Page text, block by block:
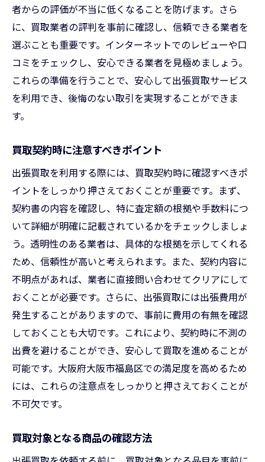
者からの評価が不当に低くなることを防げます。さら
に、買取業者の評判を事前に確認し、信頼できる業者を
選ぶことも重要です。インターネットでのレビューや口
コミをチェックし、安心できる業者を見極めましょう。
これらの準備を行うことで、安心して出張買取サービス
を利用でき、後悔のない取引を実現することができま
す。
買取契約時に注意すべきポイント
出張買取を利用する際には、買取契約時に確認すべきポ
イントをしっかり押さえておくことが重要です。まず、
契約書の内容を確認し、特に査定額の根拠や手数料につ
いて詳細が明確に記載されているかをチェックしましょ
う。透明性のある業者は、具体的な根拠を示してくれる
ため、信頼性が高いと考えられます。また、契約内容に
不明点があれば、業者に直接問い合わせてクリアにして
おくことが必要です。さらに、出張買取には出張費用が
発生することがありますので、事前に費用の有無を確認
しておくことも大切です。これにより、契約時に不測の
出費を避けることができ、安心して買取を進めることが
可能です。大阪府大阪市福島区での満足度を高めるため
には、これらの注意点をしっかりと押さえておくことが
不可欠です。
買取対象となる商品の確認方法